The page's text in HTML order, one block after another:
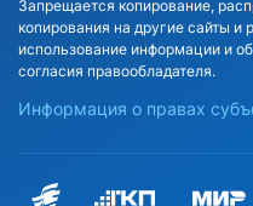
Запрещается копирование,
копирования на другие сайты
использование информации и
согласия правообладателя.
Информация о правах